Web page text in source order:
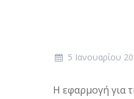
5 Ιανουαρίου
Η εφαρμογή για